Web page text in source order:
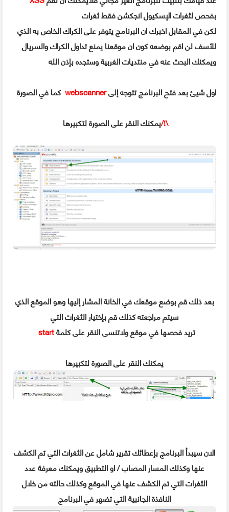
بفحص لثغرات الإسكيول انجكشن فقط ثغرات
لكن في المقابل اخبرك ان البرنامج يتوفر على الكراك الخاص به الذي
للأسف لن اقم بوضعه كون ان موقعنا يمنع تداول الكراك والسريال
ويمكنك البحث عنه في منتديات الغربية وستجده بإذن الله
كما في الصورة webscannerاول شيئ بعد فتح البرنامج تتوجه إلى
يمكنك النقر على الصورة لتكبيرها/!\
بعد ذلك قم بوضع موقعك في الخانة المشار إليها وهو الموقع الذي
سيتم مراجعته كذلك قم بإختيار الثغرات التي
startتريد فحصها في موقع ولاتنسى النقر على كلمة
يمكنك النقر على الصورة لتكبيرها
الان سيبدأ البرنامج بإعطائك تقرير شامل عن الثغرات التي تم الكشف
عنها وكذلك المسار المصاب / او التطبيق ويمكنك معرفة عدد
الثغرات التي تم الكشف عنها في الموقع وكذلك حالته من خلال
النافذة الجانبية التي تضهر في البرنامج